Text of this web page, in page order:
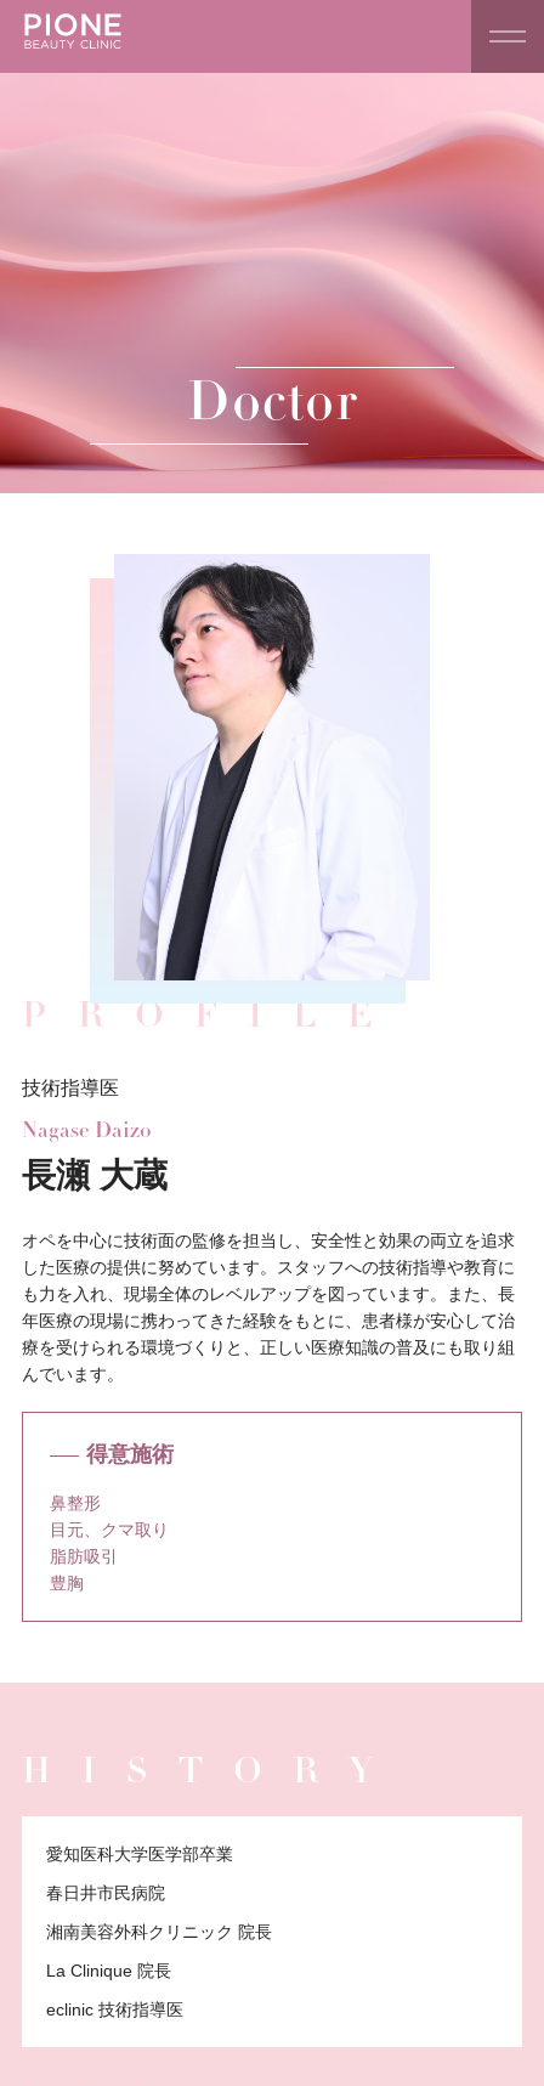
Doctor
PROFILE
技術指導医
Nagase Daizo
長瀬 大蔵
オペを中心に技術面の監修を担当し、安全性と効果の両立を追求
した医療の提供に努めています。スタッフへの技術指導や教育に
も力を入れ、現場全体のレベルアップを図っています。また、長
年医療の現場に携わってきた経験をもとに、患者様が安心して治
療を受けられる環境づくりと、正しい医療知識の普及にも取り組
んでいます。
得意施術
鼻整形
目元、クマ取り
脂肪吸引
豊胸
HISTORY
愛知医科⼤学医学部卒業
春日井市民病院
湘南美容外科クリニック 院長
La Clinique 院長
eclinic 技術指導医